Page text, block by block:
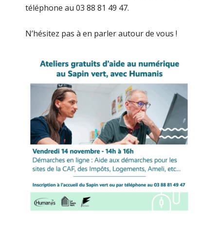
téléphone au 03 88 81 49 47.
N’hésitez pas à en parler autour de vous !